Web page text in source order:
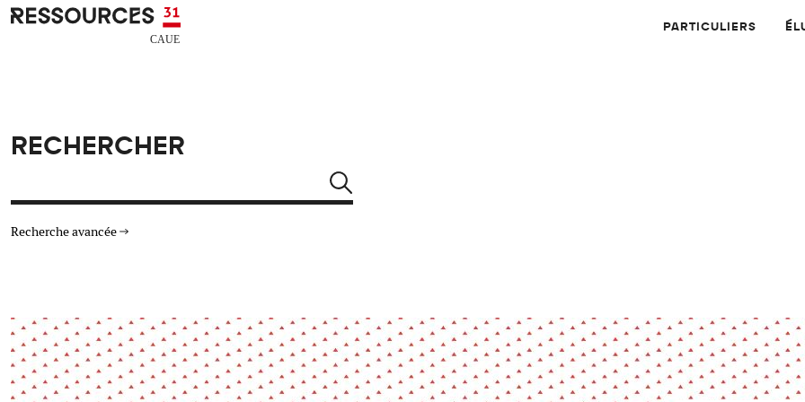
Aller au contenu principal
CAUE RESSOURCES 31 PARTICULIERS
RECHERCHER
Recherche avancée
Architecture
Arts Design
Énergie
Actualité Animation Application Compte-rendu
Dossier
thématique